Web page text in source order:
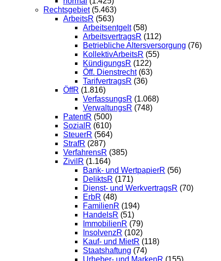
Rechtsgebiet(5.463)
ArbeitsR (563)
Arbeitsentgelt(58)
ArbeitsvertragsR (112)
Betriebliche Altersversorgung (76)
KollektivArbeitsR (55)
KündigungsR (122)
Öff. Dienstrecht(63)
TarifvertragsR (36)
ÖffR (1.816)
VerfassungsR (1.068)
VerwaltungsR (748)
PatentR (500)
SozialR (610)
SteuerR (564)
StrafR (287)
VerfahrensR (385)
ZivilR (1.164)
Bank- und WertpapierR (56)
DeliktsR (171)
Dienst- und WerkvertragsR (70)
ErbR (48)
FamilienR (194)
HandelsR (51)
ImmobilienR (79)
InsolvenzR (102)
Kauf- und MietR (118)
Staatshaftung (74)
Urheber- und MarkenR (155)